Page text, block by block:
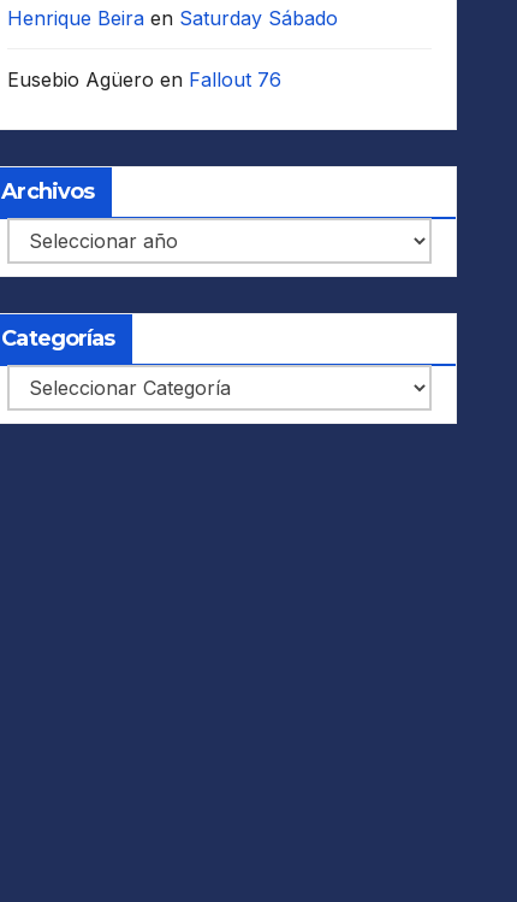
Henrique Beira en Saturday Sábado
Eusebio Agüero en Fallout 76
Archivos
Archivos
Categorías
Categorías